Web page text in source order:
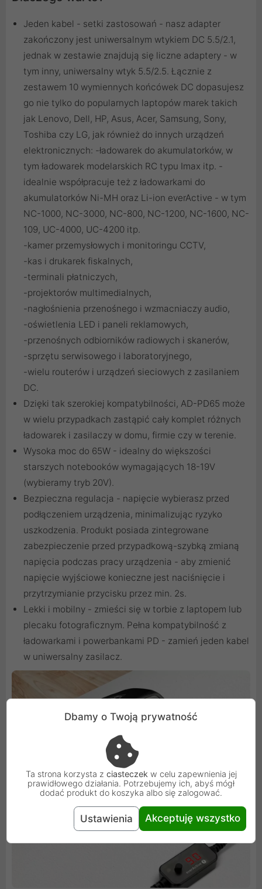
Jeden kabel - setki zastosowań - nasz adapter
zakończony jest uniwersalnym wtykiem DC 5.5/2.1,
jednak w zestawie znajdują się liczne adaptery - w
tym inny, uniwersalny wtyk 5.5/2.5. Łącznie z
zestawem 10 wymiennych końcówek DC dopasujesz
go nie tylko do popularnych laptopów marek takich
jak Lenovo, Dell, HP, Asus, Acer, Samsung, Sony,
Toshiba czy LG, jak również do innych urządzeń
elektronicznych: -ładowarek do akumulatorków, w
tym ładowarek modelarskich RC typu Imax itp. -
idealnie współpracuje też z ładowarkami do
akumulatorków Ni-MH oraz Li-ion everActive - w tym
NC-1000, NC-3000, NC-800, NC-1200, NC-1600, NC-
109, UC-4000, UC-4200 itp.
-kamer przemysłowych i monitoringu CCTV,
-kas i drukarek fiskalnych,
-terminali płatniczych,
-projektorów multimedialnych,
-nagłośnienia przenośnego i wzmacniaczy audio,
-oświetlenia LED i paneli reklamowych,
-przenośnych odbiorników radiowych i skanerów,
-sprzętu serwisowego i laboratoryjnego,
-wielu routerów i urządzeń sieciowych z zasilaniem
DC.
Dzięki tak szerokiej kompatybilności, AD-PD65 może
w wielu przypadkach zastąpić cały komplet różnych
ładowarek i zasilaczy w domu, firmie czy w terenie.
Wysoka moc do 65W - idealny do większości
starszych notebooków wymagających 18-19V
(wybieramy tryb 20V).
Bezpieczna regulacja - napięcie wybierasz przed
podłączeniem urządzenia, minimalizując ryzyko
uszkodzenia. Produkt posiada zintegrowane
zabezpieczenie przed przypadkową-szybką zmianą
napięcia podczas pracy urządzenia - aby zmienić
napięcie wyjściowe konieczne jest naciśnięcie i
przytrzymianie przycisku przez min. 2s.
Lekki i mobilny - zmieści się w torbie z laptopem lub
plecaku fotograficznym. Pełna kompatybilność z
ładowarkami i powerbankami PD - zamień jeden kabel
w uniwersalny zasilacz.
Dbamy o Twoją prywatność
Ta strona korzysta z ciasteczek w celu zapewnienia jej
prawidłowego działania. Potrzebujemy ich, abyś mógł
dodać produkt do koszyka albo się zalogować.
Ustawienia Akceptuję wszystko